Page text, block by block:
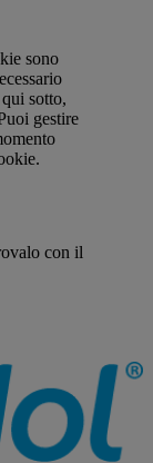
sono
sotto,
gestire
con il